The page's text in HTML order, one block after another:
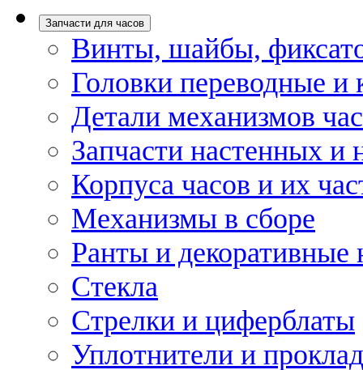
Запчасти для часов
Винты, шайбы,
Головки переводные и
Детали механизмов
Запчасти настенных и
Корпуса часов и их
Механизмы в сборе
Ранты и декоративные
Стекла
Стрелки и циферблаты
Уплотнители и